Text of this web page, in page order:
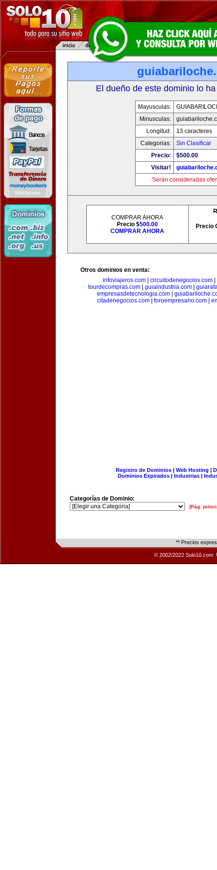
El dueño de este dominio lo
Mayusculas:
Minusculas:
Longitud:
13 caracteres
Categorias:
Sin Clasificar
Precio:
$500.00
Visitar!
Serán consideradas
COMPRAR AHORA
Precio $500.00
COMPRAR AHORA
Precio
Otros dominios en venta:
infoviajeros.com| circuitodenegocios.com|
tourdecompras.com| guiaindustria.com|
empresasdetecnologia.com
citadenegocios.com
foroempresario.com
Registro de Dominios| Web Hosting |
Dominios Expirados | Industrias |
Categorías de Dominio:
[Pág.
** Precios
© 2002/2022 Solo10.com